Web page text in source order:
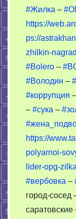
#Жилка –
https://
ps://
zhilkin-
#Bolero –
#Володин –
#коррупция –
– #сука –
https://
polyarnoi-
lider-opg-
#вербовка –
город-сосед
саратовские